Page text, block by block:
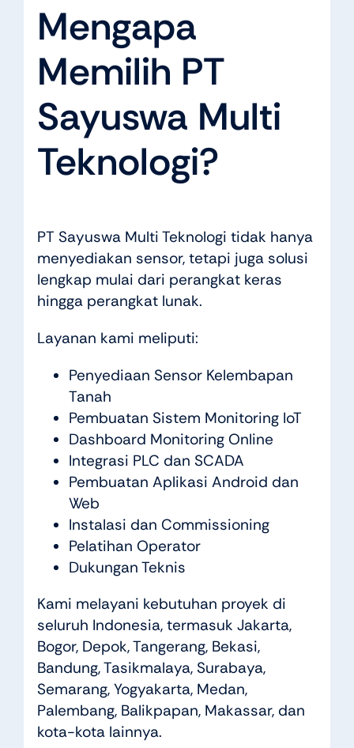
Mengapa
Memilih PT
Sayuswa Multi
Teknologi?
PT Sayuswa Multi Teknologi tidak hanya
menyediakan sensor, tetapi juga solusi
lengkap mulai dari perangkat keras
hingga perangkat lunak.
Layanan kami meliputi:
Penyediaan Sensor Kelembapan
Tanah
Pembuatan Sistem Monitoring IoT
Dashboard Monitoring Online
Integrasi PLC dan SCADA
Pembuatan Aplikasi Android dan
Web
Instalasi dan Commissioning
Pelatihan Operator
Dukungan Teknis
Kami melayani kebutuhan proyek di
seluruh Indonesia, termasuk Jakarta,
Bogor, Depok, Tangerang, Bekasi,
Bandung, Tasikmalaya, Surabaya,
Semarang, Yogyakarta, Medan,
Palembang, Balikpapan, Makassar, dan
kota-kota lainnya.